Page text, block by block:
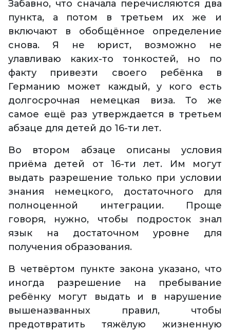
Забавно, что сначала перечисляются два
пункта, а потом в третьем их же и
включают в обобщённое определение
снова. Я не юрист, возможно не
улавливаю каких-то тонкостей, но по
факту привезти своего ребёнка в
Германию может каждый, у кого есть
долгосрочная немецкая виза. То же
самое ещё раз утверждается в третьем
абзаце для детей до 16-ти лет.
Во втором абзаце описаны условия
приёма детей от 16-ти лет. Им могут
выдать разрешение только при условии
знания немецкого, достаточного для
полноценной интеграции. Проще
говоря, нужно, чтобы подросток знал
язык на достаточном уровне для
получения образования.
В четвёртом пункте закона указано, что
иногда разрешение на пребывание
ребёнку могут выдать и в нарушение
вышеназванных правил, чтобы
предотвратить тяжёлую жизненную